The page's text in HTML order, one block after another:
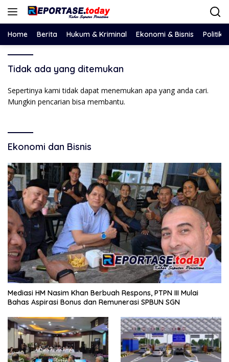
Langsung
Home Berita Hukum & Kriminal Ekonomi & Bisnis Politik
Tidak ada yang ditemukan
Sepertinya kami tidak dapat menemukan apa yang anda cari.
Mungkin pencarian bisa membantu.
Ekonomi dan Bisnis
Mediasi HM Nasim Khan Berbuah Respons, PTPN III Mulai
Bahas Aspirasi Bonus dan Remunerasi SPBUN SGN